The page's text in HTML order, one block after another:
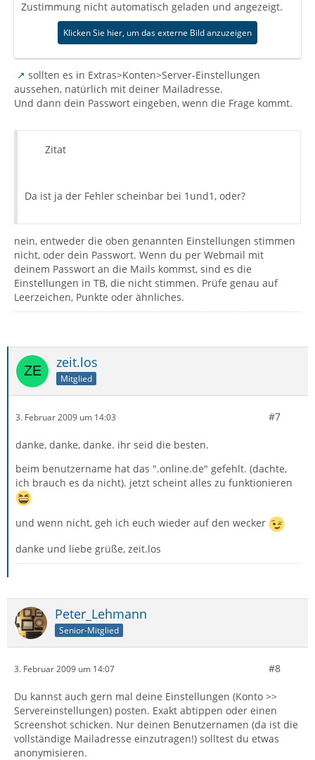
Zustimmung nicht automatisch geladen und angezeigt.
Klicken Sie hier, um das externe Bild anzuzeigen
sollten es in Extras>Konten>Server-Einstellungen
aussehen, natürlich mit deiner Mailadresse.
Und dann dein Passwort eingeben, wenn die Frage kommt.
Zitat
Da ist ja der Fehler scheinbar bei 1und1, oder?
nein, entweder die oben genannten Einstellungen stimmen
nicht, oder dein Passwort. Wenn du per Webmail mit
deinem Passwort an die Mails kommst, sind es die
Einstellungen in TB, die nicht stimmen. Prüfe genau auf
Leerzeichen, Punkte oder ähnliches.
zeit.los
Mitglied
3. Februar 2009 um 14:03 #7
danke, danke, danke. ihr seid die besten.
beim benutzername hat das ".online.de" gefehlt. (dachte,
ich brauch es da nicht). jetzt scheint alles zu funktionieren
und wenn nicht, geh ich euch wieder auf den wecker
danke und liebe grüße, zeit.los
Peter_Lehmann
Senior-Mitglied
3. Februar 2009 um 14:07 #8
Du kannst auch gern mal deine Einstellungen (Konto >>
Servereinstellungen) posten. Exakt abtippen oder einen
Screenshot schicken. Nur deinen Benutzernamen (da ist die
vollständige Mailadresse einzutragen!) solltest du etwas
anonymisieren.